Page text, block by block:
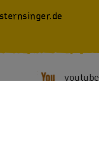
youtube